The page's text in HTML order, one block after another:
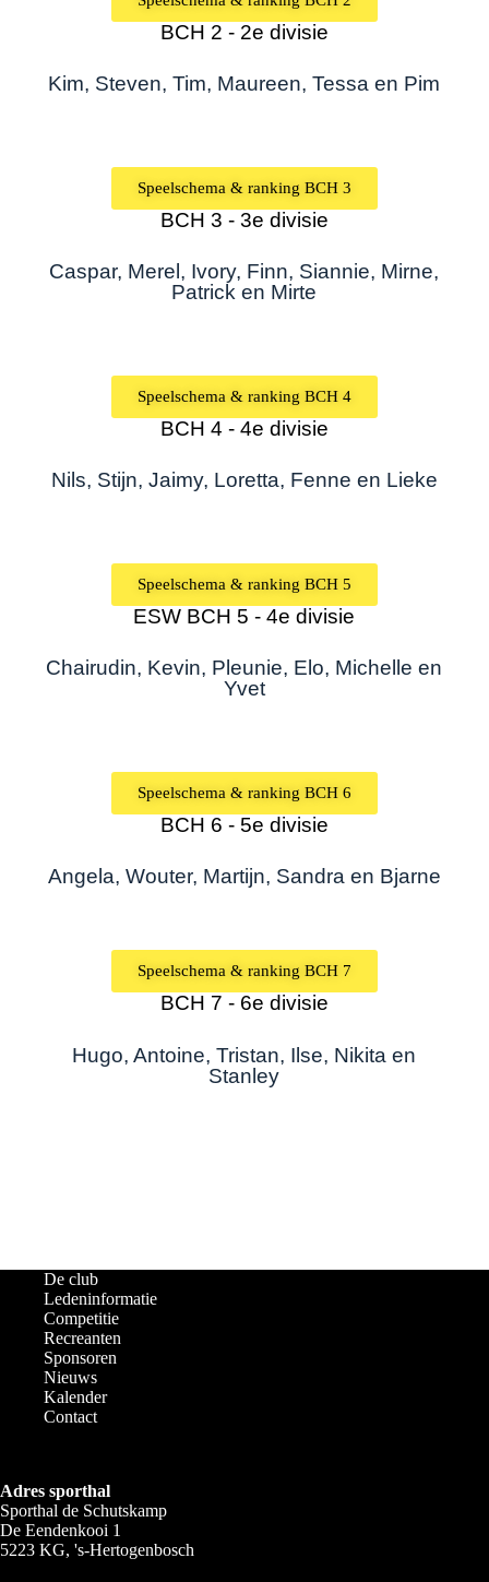
BCH 2 - 2e divisie
Kim, Steven, Tim, Maureen, Tessa en Pim
Speelschema & ranking BCH 3
BCH 3 - 3e divisie
Caspar, Merel, Ivory, Finn, Siannie, Mirne,
Patrick en Mirte
Speelschema & ranking BCH 4
BCH 4 - 4e divisie
Nils, Stijn, Jaimy, Loretta, Fenne en Lieke
Speelschema & ranking BCH 5
ESW BCH 5 - 4e divisie
Chairudin, Kevin, Pleunie, Elo, Michelle en
Yvet
Speelschema & ranking BCH 6
BCH 6 - 5e divisie
Angela, Wouter, Martijn, Sandra en Bjarne
Speelschema & ranking BCH 7
BCH 7 - 6e divisie
Hugo, Antoine, Tristan, Ilse, Nikita en
Stanley
De club
Ledeninformatie
Competitie
Recreanten
Sponsoren
Nieuws
Kalender
Contact
Adres sporthal
Sporthal de Schutskamp
De Eendenkooi 1
5223 KG, 's-Hertogenbosch